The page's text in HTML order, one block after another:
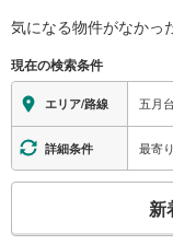
区
関
す
る
情
報
気になる物件がなかっ
現在の検索条件
エリア/路線 五月
詳細条件 最寄
新